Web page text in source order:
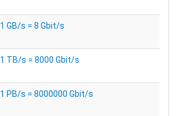
1 GB/s = 8 Gbit/s
1 TB/s = 8000 Gbit/s
1 PB/s = 8000000 Gbit/s